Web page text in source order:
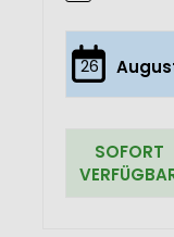
26
SOFORT